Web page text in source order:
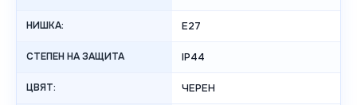
НИШКА: E27
СТЕПЕН НА ЗАЩИТА IP44
ЦВЯТ: ЧЕРЕН